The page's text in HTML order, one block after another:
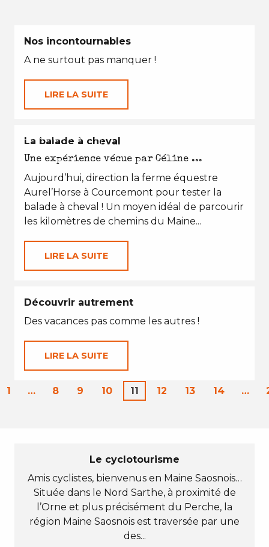
Nos incontournables
A ne surtout pas manquer !
LIRE LA SUITE
EN TOUTES SAISONS
La balade à cheval
Une expérience vécue par Céline ...
Aujourd’hui, direction la ferme équestre
Aurel’Horse à Courcemont pour tester la
balade à cheval ! Un moyen idéal de parcourir
les kilomètres de chemins du Maine...
LIRE LA SUITE
Découvrir autrement
Des vacances pas comme les autres !
LIRE LA SUITE
1 … 8 9 10 11 12 13 14 …
Le cyclotourisme
Amis cyclistes, bienvenus en Maine Saosnois…
Située dans le Nord Sarthe, à proximité de
l’Orne et plus précisément du Perche, la
région Maine Saosnois est traversée par une
des...